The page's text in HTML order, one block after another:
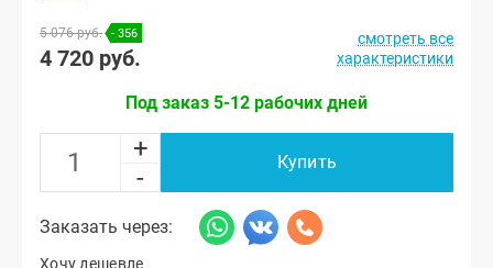
5 076 руб. - 356
4 720 руб.
смотреть все
характеристики
Под заказ 5-12 рабочих дней
+
-
Купить
Заказать через:
Хочу дешевле